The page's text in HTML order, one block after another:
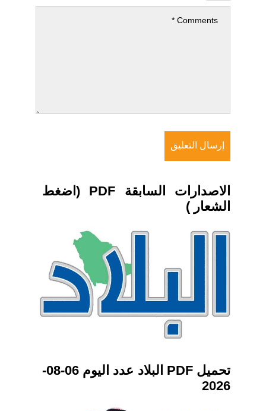
الاصدارات السابقة PDF (اضغط
الشعار )
تحميل PDF البلاد عدد اليوم 06-08-
2026